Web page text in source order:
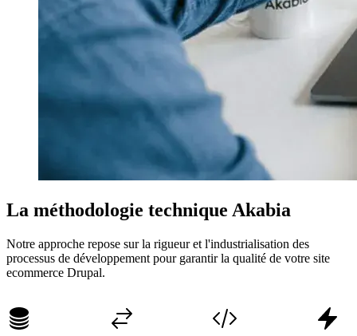
La méthodologie technique Akabia
Notre approche repose sur la rigueur et l'industrialisation des
processus de développement pour garantir la qualité de votre site
ecommerce Drupal.